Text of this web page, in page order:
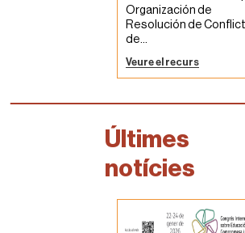
Organización de
Resolución de
de...
Veure el recurs
Últimes
notícies